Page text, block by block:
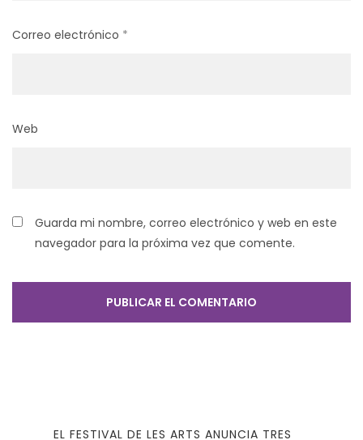
Correo electrónico *
Web
Guarda mi nombre, correo electrónico y web en este
navegador para la próxima vez que comente.
PREVIOUS
EL FESTIVAL DE LES ARTS ANUNCIA TRES